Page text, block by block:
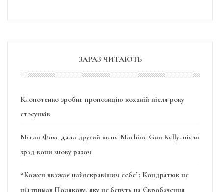
ЗАРАЗ ЧИТАЮТЬ
Клопотенко зробив пропозицію коханій після року
стосунків
Меган Фокс дала другий шанс Machine Gun Kelly: після
зрад вони знову разом
“Кожен вважає найяскравішим себе”: Кондратюк не
підтримав Полякову, яку не беруть на Євробачення